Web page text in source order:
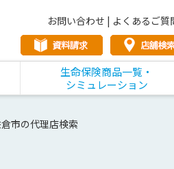
お問い合わせ | よくあるご質
生命保険商品一覧・
シミュレーション
市の代理店検索